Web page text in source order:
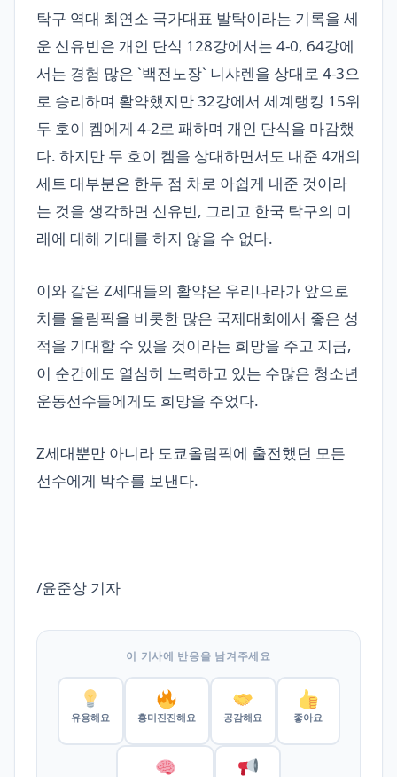
탁구 역대 최연소 국가대표 발탁이라는 기록을 세
운 신유빈은 개인 단식 128강에서는 4-0, 64강에
서는 경험 많은 `백전노장` 니샤렌을 상대로 4-3으
로 승리하며 활약했지만 32강에서 세계랭킹 15위
두 호이 켐에게 4-2로 패하며 개인 단식을 마감했
다. 하지만 두 호이 켐을 상대하면서도 내준 4개의
세트 대부분은 한두 점 차로 아쉽게 내준 것이라
는 것을 생각하면 신유빈, 그리고 한국 탁구의 미
래에 대해 기대를 하지 않을 수 없다.
이와 같은 Z세대들의 활약은 우리나라가 앞으로
치를 올림픽을 비롯한 많은 국제대회에서 좋은 성
적을 기대할 수 있을 것이라는 희망을 주고 지금,
이 순간에도 열심히 노력하고 있는 수많은 청소년
운동선수들에게도 희망을 주었다.
Z세대뿐만 아니라 도쿄올림픽에 출전했던 모든
선수에게 박수를 보낸다.
/윤준상 기자
이 기사에 반응을 남겨주세요
유용해요 흥미진진해요 공감해요 좋아요